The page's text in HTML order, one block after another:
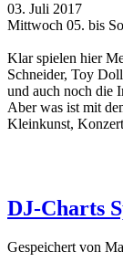
03. Juli 2017
Mittwoch 05. bis
Klar spielen hier
Schneider, Toy
und auch noch die
Aber was ist mit
Kleinkunst,
DJ-Charts
Gespeichert von